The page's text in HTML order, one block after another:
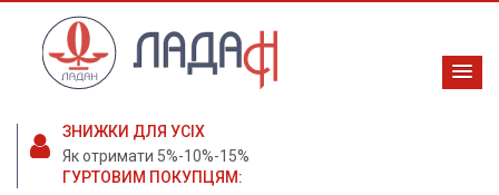
ЗНИЖКИ ДЛЯ УСІХ
Як отримати 5%-10%-15%
ГУРТОВИМ ПОКУПЦЯМ: